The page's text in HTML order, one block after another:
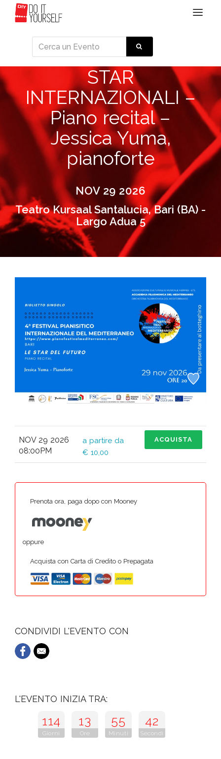
Toggle
STAR
INTERNAZIONALI –
Piano recital –
Jessica Yuma,
pianoforte
NOV 29 2026
Teatro Kursaal Santalucia, Bari (BA) -
Largo Adua 5
NOV 29 2026
08:00PM
a partire da
€ 10,00
ACQUISTA
Prenota ora, paga dopo con Mooney
oppure
Acquista con Carta di Credito o Prepagata
CONDIVIDI L'EVENTO CON
L'EVENTO INIZIA TRA:
114
Giorni
13
Ore
55
Minuti
41
Secondi